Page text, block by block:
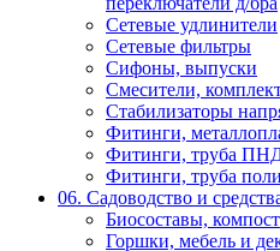
Сетевые удлинители
Сетевые фильтры
Сифоны, выпуски
Смесители,
Стабилизаторы
Фитинги,
Фитинги, труба
Фитинги, труба
06. Садоводство и
Биосоставы, компост
Горшки, мебель и